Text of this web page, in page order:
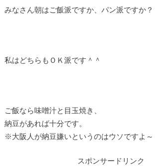
みなさん朝はご飯派ですか、パン派ですか？
私はどちらもＯＫ派です＾＾
ご飯なら味噌汁と目玉焼き、
納豆があれば十分です。
※大阪人が納豆嫌いというのはウソですよ～
スポンサードリンク